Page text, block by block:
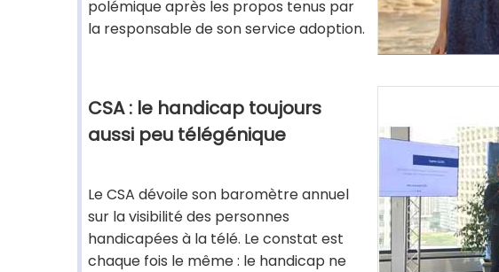
polémique après les propos tenus par
la responsable de son service adoption.
CSA : le handicap toujours
aussi peu télégénique
Le CSA dévoile son baromètre annuel
sur la visibilité des personnes
handicapées à la télé. Le constat est
chaque fois le même : le handicap ne